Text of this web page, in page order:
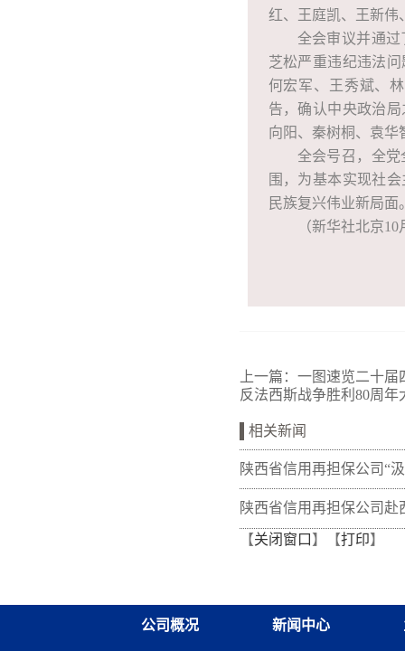
红、王庭凯、王新伟
全会审议并通
芝松严重违纪违法
何宏军、王秀斌、
告，确认中央政治
向阳、秦树桐、袁华
全会号召，全
围，为基本实现社
民族复兴伟业新局面
（新华社北京
上一篇： 一图速览二十届
反法西斯战争胜利80周年
相关新闻
陕西省信用再担保公司“
量 熔铸再担脊梁”全体党
训班在富平干部学院举办
陕西省信用再担保公司赴
开展“筑牢党建基础 共促
【关闭窗口 】【打印】
公司概况 新闻中心